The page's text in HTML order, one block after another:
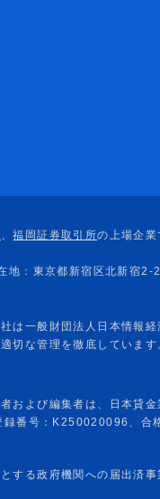
および編集者は、日本貸
録番号：K250020096、
する政府機関への届出済事